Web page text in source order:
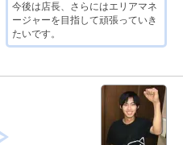
今後は店長、さらにはエリアマネ
ージャーを目指して頑張っていき
たいです。